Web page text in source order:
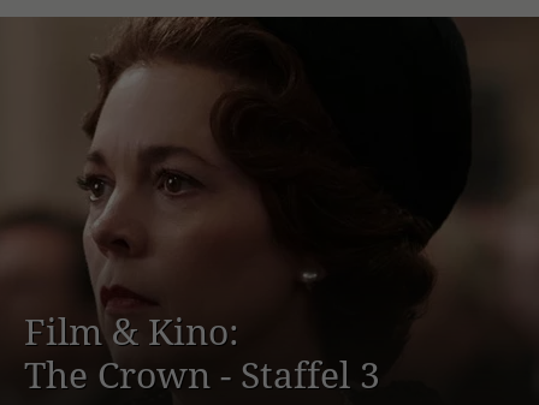
Film & Kino:
The Crown - Staffel 3